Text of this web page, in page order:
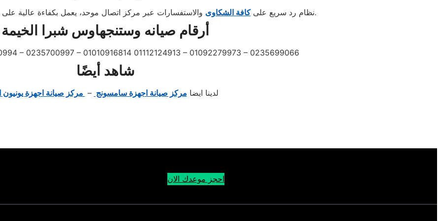
📞 01207619993 نظام رد سريع علىكافة الشكاوى والاستفسارات عبر مركز اتصال موحد، يعمل بكفاءة عالية على مدار الساعة.
أرقام صيانه وستنجهاوس شبرا الخيمة
– 0235700997 – 01010916814 01112124913 – 01092279973 – 0235699066
شاهد أيضًا
لدينا ايضا مركز صيانة اجهزة سامسونج – مركز صيانة اجهزة يونيون
احجز موعدك الان